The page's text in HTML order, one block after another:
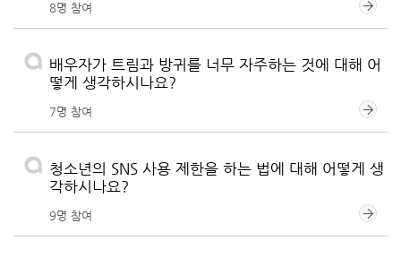
8명 참여
배우자가 트림과 방귀를 너무 자주하는 것에 대해 어
떻게 생각하시나요?
7명 참여
청소년의 SNS 사용 제한을 하는 법에 대해 어떻게 생
각하시나요?
9명 참여